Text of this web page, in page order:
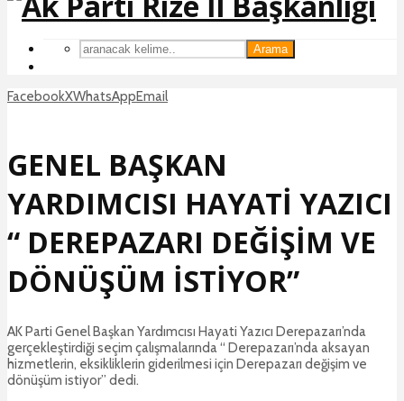
Arama
FacebookXWhatsAppEmail
GENEL BAŞKAN
YARDIMCISI HAYATİ YAZICI
“ DEREPAZARI DEĞİŞİM VE
DÖNÜŞÜM İSTİYOR”
AK Parti Genel Başkan Yardımcısı Hayati Yazıcı Derepazarı’nda
gerçekleştirdiği seçim çalışmalarında “ Derepazarı’nda aksayan
hizmetlerin, eksikliklerin giderilmesi için Derepazarı değişim ve
dönüşüm istiyor” dedi.